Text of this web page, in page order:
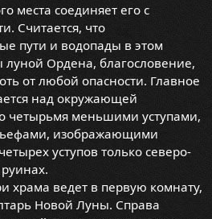
места соединяет его с
Считается, что
пути и водопады в этом
луной Ордена, благословение,
от любой опасности. Главное
над окружающей
четырьмя меньшими уступами,
изображающими
уступов только северо-
храма ведет в первую комнату,
Новой Луны. Справа